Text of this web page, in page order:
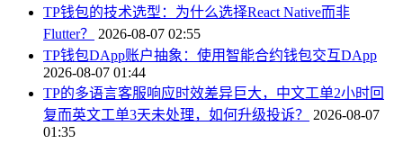
TP钱包的技术选型：为什么选择React Native而非
Flutter？
2026-08-07 02:55
TP钱包DApp账户抽象：使用智能合约钱包交互DApp
2026-08-07 01:44
TP的多语言客服响应时效差异巨大，中文工单2小时回
复而英文工单3天未处理，如何升级投诉？
2026-08-07
01:35